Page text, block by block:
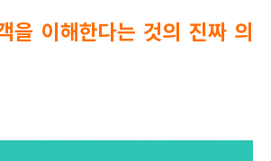
을 이해한다는 것의 진짜 의